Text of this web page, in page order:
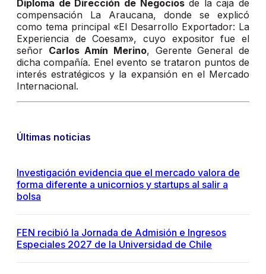
Diploma de Dirección de Negociosde la caja de
compensación La Araucana, donde se explicó
como tema principal «El Desarrollo Exportador: La
Experiencia de Coesam», cuyo expositor fue el
señor Carlos Amín Merino, Gerente General de
dicha compañía. Enel evento se trataron puntos de
interés estratégicos y la expansión en el Mercado
Internacional.
Últimas noticias
Investigación evidencia que el mercado valora de
forma diferente a unicornios y startups al salir a
bolsa
FEN recibió la Jornada de Admisión e Ingresos
Especiales 2027 de la Universidad de Chile